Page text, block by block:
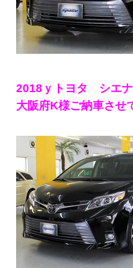
2018ｙトヨタ シエ
大阪府K様ご納車させ